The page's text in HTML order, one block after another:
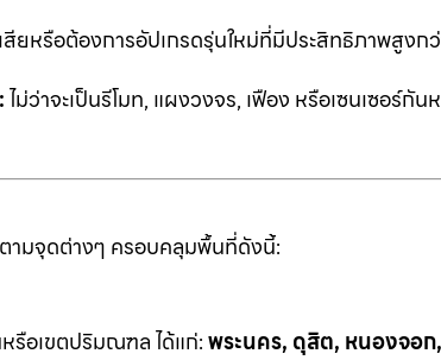
ยหรือต้องการอัปเกรดรุ่นใหม่ที่มีประสิทธิภาพสูงก
ไม่ว่าจะเป็นรีโมท, แผงวงจร, เฟือง หรือเซนเซอร์กั
ตามจุดต่างๆ ครอบคลุมพื้นที่ดังนี้:
หรือเขตปริมณฑล ได้แก่:พระนคร, ดุสิต, หนองจอก